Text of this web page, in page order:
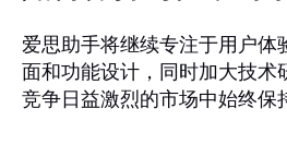
爱思助手将继续专注于用户体
面和功能设计，同时加大技术
竞争日益激烈的市场中始终保